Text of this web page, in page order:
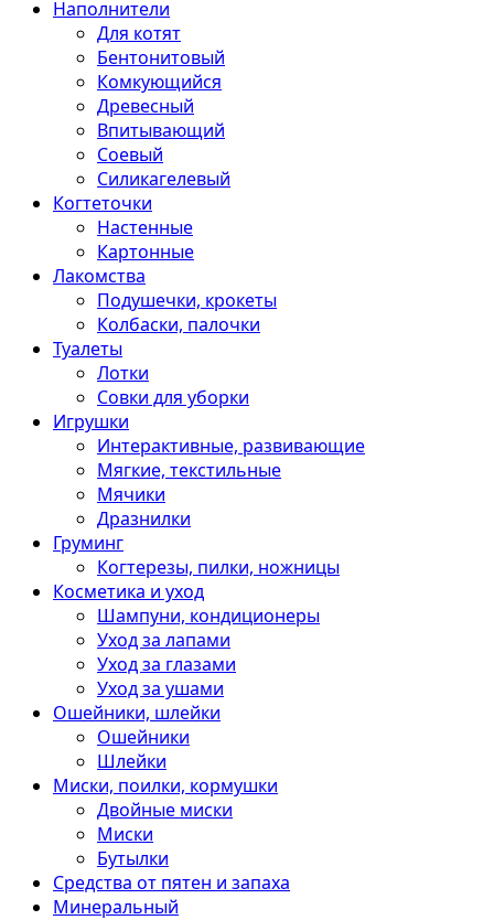
Наполнители
Для котят
Бентонитовый
Комкующийся
Древесный
Впитывающий
Соевый
Силикагелевый
Когтеточки
Настенные
Картонные
Лакомства
Подушечки, крокеты
Колбаски, палочки
Туалеты
Лотки
Совки для уборки
Игрушки
Интерактивные, развивающие
Мягкие, текстильные
Мячики
Дразнилки
Груминг
Когтерезы, пилки, ножницы
Косметика и уход
Шампуни, кондиционеры
Уход за лапами
Уход за глазами
Уход за ушами
Ошейники, шлейки
Ошейники
Шлейки
Миски, поилки, кормушки
Двойные миски
Миски
Бутылки
Средства от пятен и запаха
Минеральный